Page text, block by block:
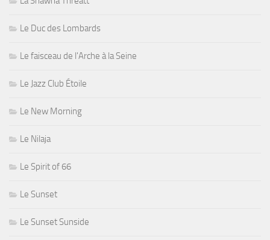
Le Duc des Lombards
Le faisceau de l'Arche à la Seine
Le Jazz Club Étoile
Le New Morning
Le Nilaja
Le Spirit of 66
Le Sunset
Le Sunset Sunside